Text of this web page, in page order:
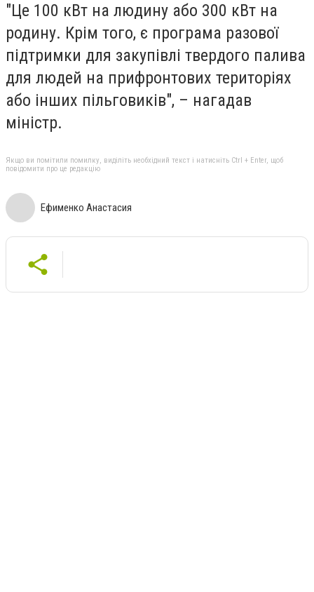
"Це 100 кВт на людину або 300 кВт на
родину. Крім того, є програма разової
підтримки для закупівлі твердого палива
для людей на прифронтових територіях
або інших пільговиків", – нагадав
міністр.
Якщо ви помітили помилку, виділіть необхідний текст і натисніть Ctrl + Enter, щоб
повідомити про це редакцію
Ефименко Анастасия